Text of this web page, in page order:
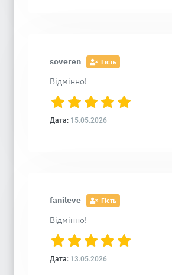
soveren Гість
Відмінно!
Дата: 15.05.2026
fanileve Гість
Відмінно!
Дата: 13.05.2026